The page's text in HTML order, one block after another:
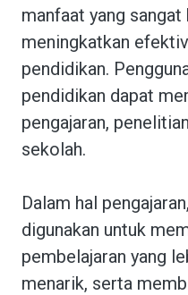
manfaat yang
meningkatkan
pendidikan.
pendidikan dapat
pengajaran,
sekolah.
Dalam hal
digunakan untuk
pembelajaran yang
menarik, serta